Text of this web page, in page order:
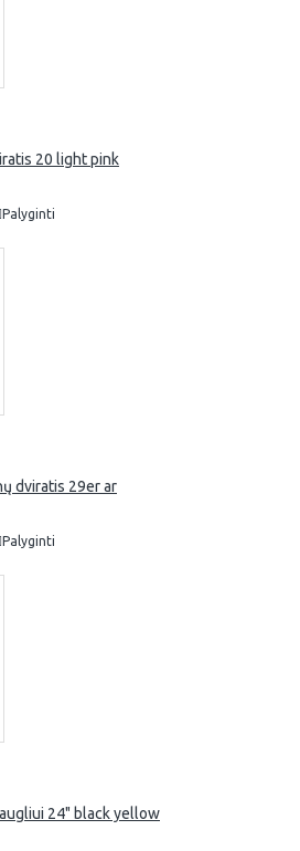
20 light pink
Palyginti
dviratis 29er ar
Palyginti
24" black yellow